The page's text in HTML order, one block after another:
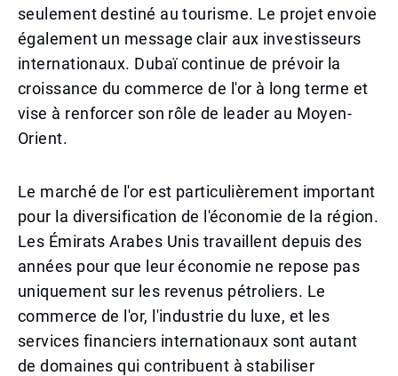
seulement destiné au tourisme. Le projet envoie
également un message clair aux investisseurs
internationaux. Dubaï continue de prévoir la
croissance du commerce de l'or à long terme et
vise à renforcer son rôle de leader au Moyen-
Orient.
Le marché de l'or est particulièrement important
pour la diversification de l'économie de la région.
Les Émirats Arabes Unis travaillent depuis des
années pour que leur économie ne repose pas
uniquement sur les revenus pétroliers. Le
commerce de l'or, l'industrie du luxe, et les
services financiers internationaux sont autant
de domaines qui contribuent à stabiliser